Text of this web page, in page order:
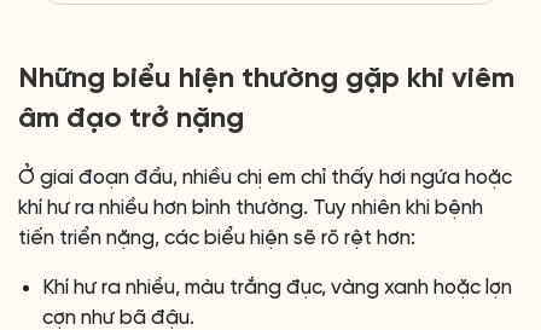
Những biểu hiện thường gặp khi viêm
âm đạo trở nặng
Ở giai đoạn đầu, nhiều chị em chỉ thấy hơi ngứa hoặc
khí hư ra nhiều hơn bình thường. Tuy nhiên khi bệnh
tiến triển nặng, các biểu hiện sẽ rõ rệt hơn:
Khí hư ra nhiều, màu trắng đục, vàng xanh hoặc lợn
cợn như bã đậu.